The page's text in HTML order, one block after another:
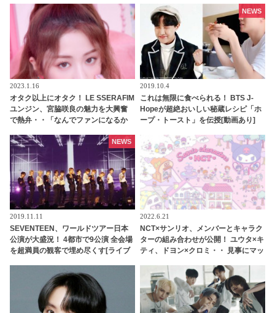
は一体ダレ？
2023.1.16
オタク以上にオタク！ LE SSERAFIM
ユンジン、宮脇咲良の魅力を大興奮
で熱弁・・「なんでファンになるか
かわいすぎる
2019.10.4
これは無限に食べられる！ BTS J-
Hopeが超絶おいしい秘蔵レシピ「ホ
ープ・トースト」を伝授[動画あり]
NEWS
2019.11.11
SEVENTEEN、ワールドツアー日本
公演が大盛況！ 4都市で9公演 全会場
を超満員の観客で埋め尽くす[ライブ
NEWS
2022.6.21
NCT×サンリオ、メンバーとキャラク
ターの組み合わせが公開！ ユウタ×キ
ティ、ドヨン×クロミ・・ 見事にマッ